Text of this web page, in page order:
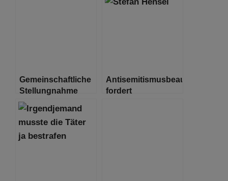
Gemeinschaftliche
Stellungnahme
(DIG HH, Jüdische
Gemeinde
Hamburg,
Antisemitismusbeauftragter
Antisemitismusbeauftragter
fordert